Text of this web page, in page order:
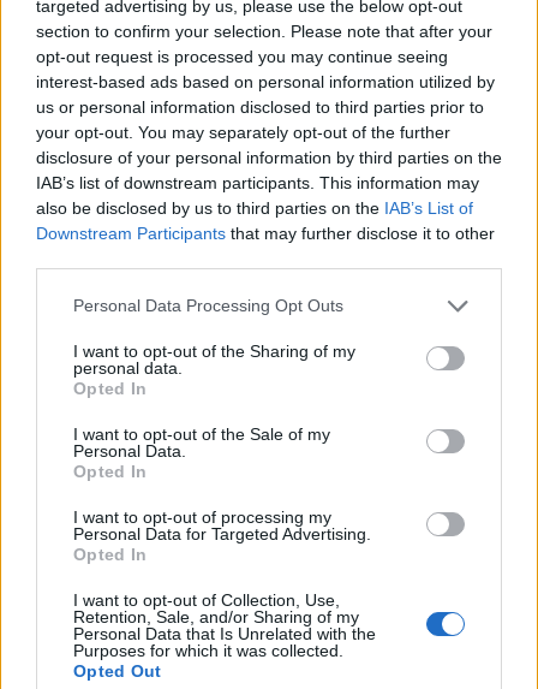
targeted advertising by us, please use the below opt-out
section to confirm your selection. Please note that after your
opt-out request is processed you may continue seeing
interest-based ads based on personal information utilized by
us or personal information disclosed to third parties prior to
your opt-out. You may separately opt-out of the further
disclosure of your personal information by third parties on the
IAB’s list of downstream participants. This information may
also be disclosed by us to third parties on the IAB’s List of
Downstream Participants that may further disclose it to other
Personal Data Processing Opt Outs
I want to opt-out of the Sharing of my
personal data.
Opted In
I want to opt-out of the Sale of my
Personal Data.
Opted In
I want to opt-out of processing my
Personal Data for Targeted Advertising.
Opted In
I want to opt-out of Collection, Use,
Retention, Sale, and/or Sharing of my
Personal Data that Is Unrelated with the
Purposes for which it was collected.
Opted Out